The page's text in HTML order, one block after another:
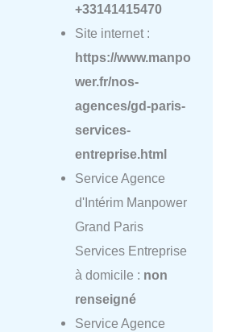
+33141415470
Site internet :
https://www.manpo
wer.fr/nos-
agences/gd-paris-
services-
entreprise.html
Service Agence
d'Intérim Manpower
Grand Paris
Services Entreprise
à domicile : non
renseigné
Service Agence